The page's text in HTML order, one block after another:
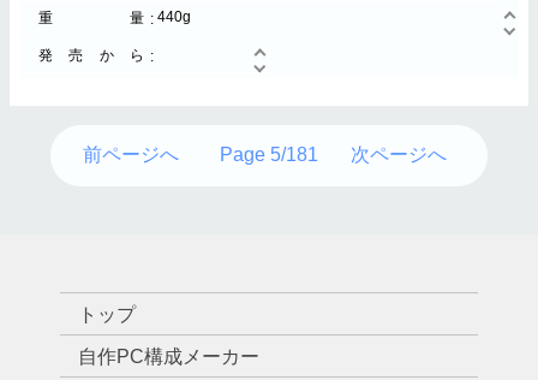
重量
440g
発売から
Page 5/181
前ページへ 次ページへ
トップ
自作PC構成メーカー